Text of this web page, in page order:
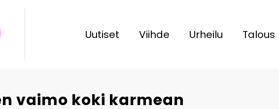
Uutiset Viihde Urheilu Talous
vaimo koki karmean